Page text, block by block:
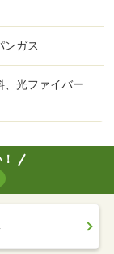
ンガス
、光ファイバー